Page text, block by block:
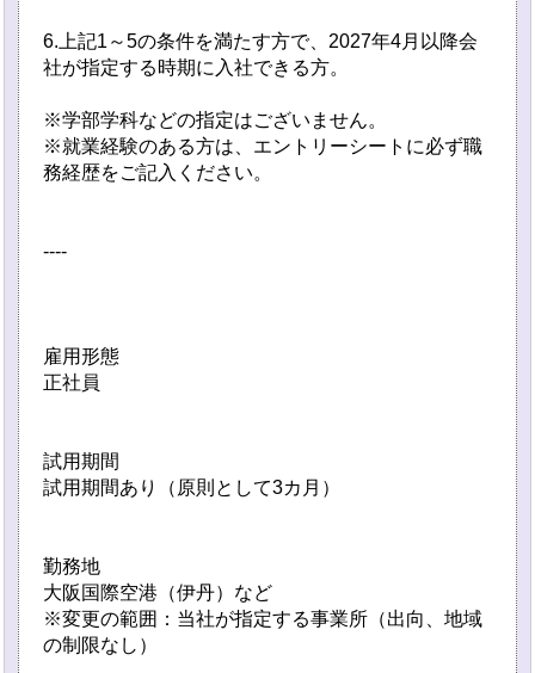
6.上記1～5の条件を満たす方で、2027年4月以降会
社が指定する時期に入社できる方。
※学部学科などの指定はございません。
※就業経験のある方は、エントリーシートに必ず職
務経歴をご記入ください。
----
雇用形態
正社員
試用期間
試用期間あり（原則として3カ月）
勤務地
大阪国際空港（伊丹）など
※変更の範囲：当社が指定する事業所（出向、地域
の制限なし）